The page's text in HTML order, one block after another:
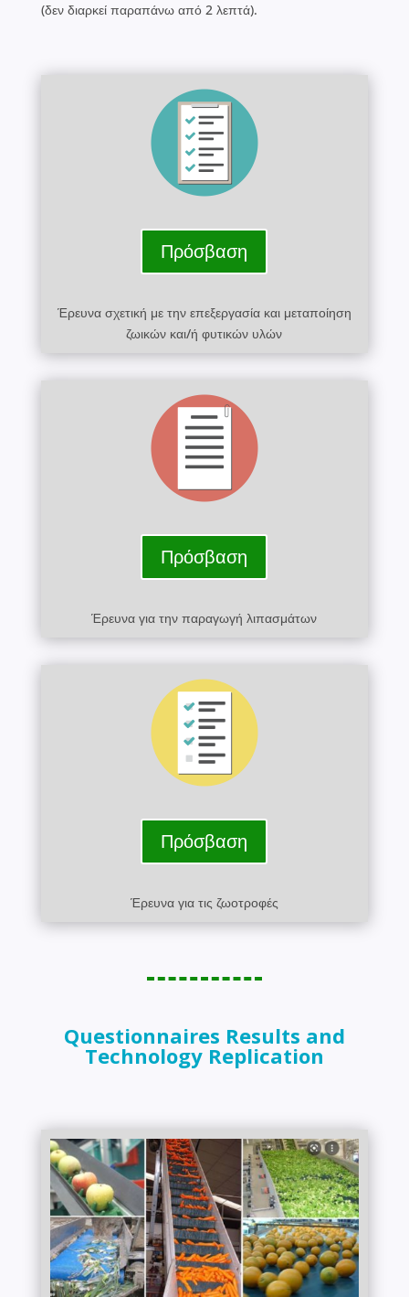
(δεν διαρκεί παραπάνω από 2 λεπτά).
Πρόσβαση
Έρευνα σχετική με την επεξεργασία και μεταποίηση
ζωικών και/ή φυτικών υλών
Πρόσβαση
Έρευνα για την παραγωγή λιπασμάτων
Πρόσβαση
Έρευνα για τις ζωοτροφές
Questionnaires Results and
Technology Replication